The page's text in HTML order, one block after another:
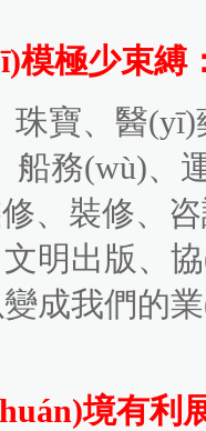
極少束縛
、醫(yī)藥
、船務(wù)
、裝修、
文明出版
變成我們的
境有利